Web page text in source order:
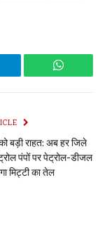
बड़ी राहत: अब हर जिले
पंपों पर पेट्रोल-डीजल
मिट्टी का तेल